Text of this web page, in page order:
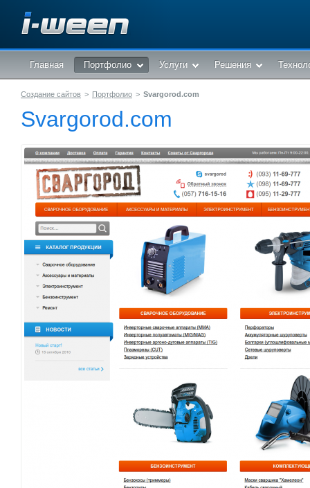
Главная Портфолио Услуги Решения
Создание сайтов > Портфолио > Svargorod.com
Svargorod.com